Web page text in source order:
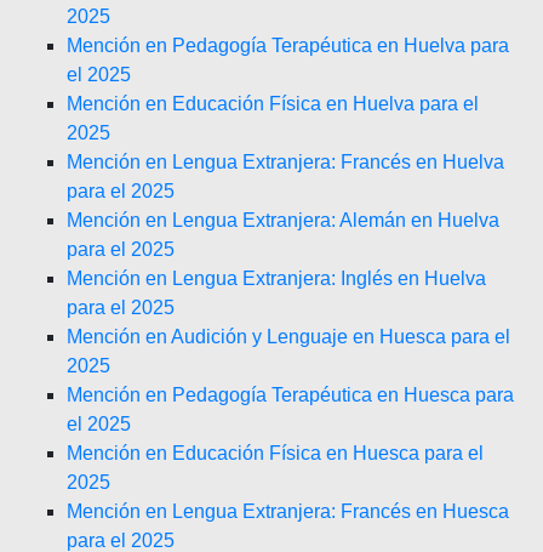
2025
Mención en Pedagogía Terapéutica en Huelva para
el 2025
Mención en Educación Física en Huelva para el
2025
Mención en Lengua Extranjera: Francés en Huelva
para el 2025
Mención en Lengua Extranjera: Alemán en Huelva
para el 2025
Mención en Lengua Extranjera: Inglés en Huelva
para el 2025
Mención en Audición y Lenguaje en Huesca para el
2025
Mención en Pedagogía Terapéutica en Huesca para
el 2025
Mención en Educación Física en Huesca para el
2025
Mención en Lengua Extranjera: Francés en Huesca
para el 2025